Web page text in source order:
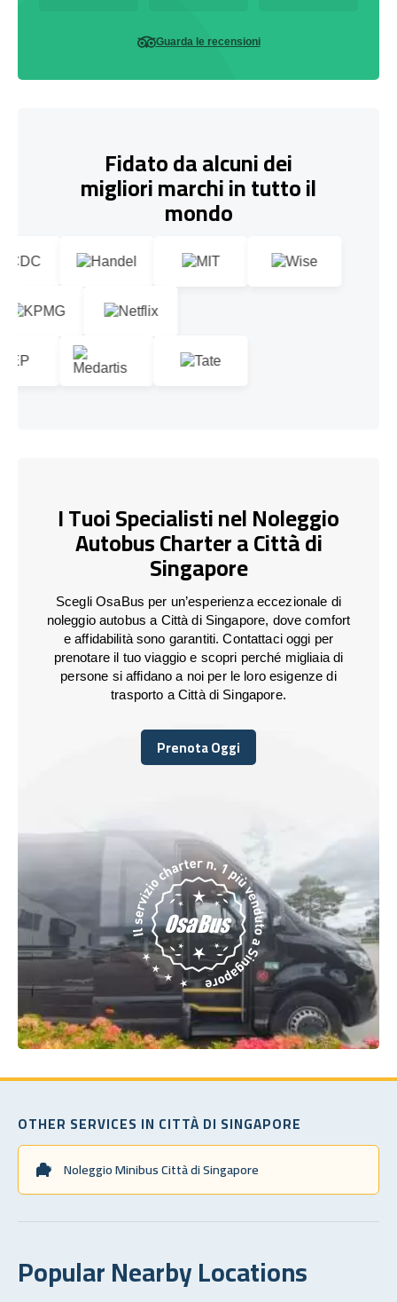
Guarda le recensioni
Fidato da alcuni dei
migliori marchi in tutto il
mondo
I Tuoi Specialisti nel Noleggio
Autobus Charter a Città di
Singapore
Scegli OsaBus per un’esperienza eccezionale di
noleggio autobus a Città di Singapore, dove comfort
e affidabilità sono garantiti. Contattaci oggi per
prenotare il tuo viaggio e scopri perché migliaia di
persone si affidano a noi per le loro esigenze di
trasporto a Città di Singapore.
Prenota Oggi
Prenota Oggi
OTHER SERVICES IN CITTÀ DI SINGAPORE
Noleggio Minibus Città di Singapore
Popular Nearby Locations